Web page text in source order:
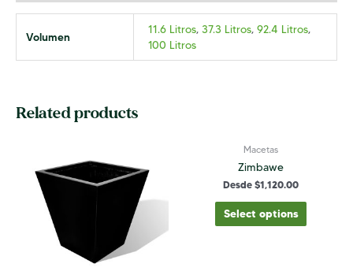
Volumen
11.6 Litros,37.3 Litros,92.4 Litros,
100 Litros
Related products
Macetas
Zimbawe
Desde $1,120.00
Select options